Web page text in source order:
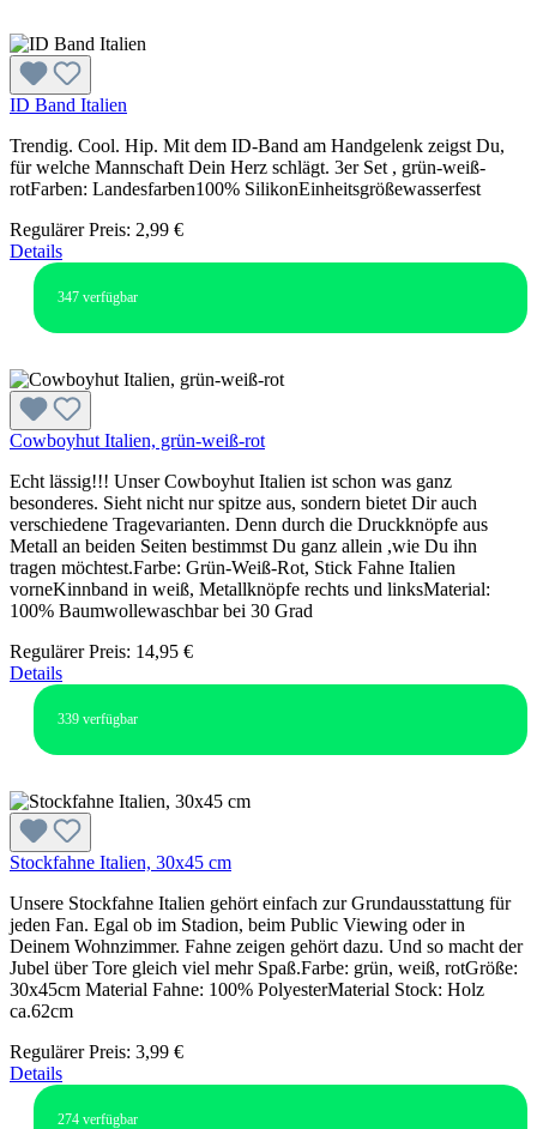
ID Band Italien
Trendig. Cool. Hip. Mit dem ID-Band am Handgelenk zeigst Du,
für welche Mannschaft Dein Herz schlägt. 3er Set , grün-weiß-
rotFarben: Landesfarben100% SilikonEinheitsgrößewasserfest
Regulärer Preis: 2,99 €
Details
347 verfügbar
Cowboyhut Italien, grün-weiß-rot
Echt lässig!!! Unser Cowboyhut Italien ist schon was ganz
besonderes. Sieht nicht nur spitze aus, sondern bietet Dir auch
verschiedene Tragevarianten. Denn durch die Druckknöpfe aus
Metall an beiden Seiten bestimmst Du ganz allein ,wie Du ihn
tragen möchtest.Farbe: Grün-Weiß-Rot, Stick Fahne Italien
vorneKinnband in weiß, Metallknöpfe rechts und linksMaterial:
100% Baumwollewaschbar bei 30 Grad
Regulärer Preis: 14,95 €
Details
339 verfügbar
Stockfahne Italien, 30x45 cm
Unsere Stockfahne Italien gehört einfach zur Grundausstattung für
jeden Fan. Egal ob im Stadion, beim Public Viewing oder in
Deinem Wohnzimmer. Fahne zeigen gehört dazu. Und so macht der
Jubel über Tore gleich viel mehr Spaß.Farbe: grün, weiß, rotGröße:
30x45cm Material Fahne: 100% PolyesterMaterial Stock: Holz
ca.62cm
Regulärer Preis: 3,99 €
Details
274 verfügbar